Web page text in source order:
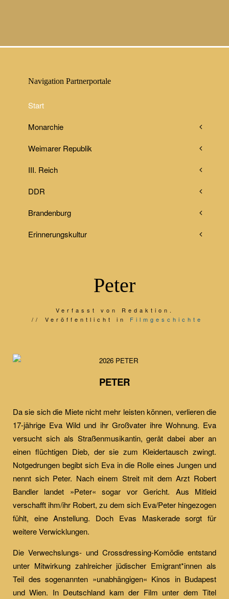
Navigation Partnerportale
Start
Monarchie
Weimarer Republik
III. Reich
DDR
Brandenburg
Erinnerungskultur
Peter
Verfasst von Redaktion.
Veröffentlicht in Filmgeschichte
PETER
Da sie sich die Miete nicht mehr leisten können, verlieren die
17-jährige Eva Wild und ihr Großvater ihre Wohnung. Eva
versucht sich als Straßenmusikantin, gerät dabei aber an
einen flüchtigen Dieb, der sie zum Kleidertausch zwingt.
Notgedrungen begibt sich Eva in die Rolle eines Jungen und
nennt sich Peter. Nach einem Streit mit dem Arzt Robert
Bandler landet »Peter« sogar vor Gericht. Aus Mitleid
verschafft ihm/ihr Robert, zu dem sich Eva/Peter hingezogen
fühlt, eine Anstellung. Doch Evas Maskerade sorgt für
weitere Verwicklungen.
Die Verwechslungs- und Crossdressing-Komödie entstand
unter Mitwirkung zahlreicher jüdischer Emigrant*innen als
Teil des sogenannten »unabhängigen« Kinos in Budapest
und Wien. In Deutschland kam der Film unter dem Titel